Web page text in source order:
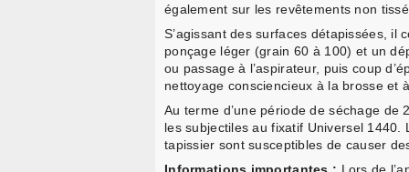
également sur les revêtements non
S’agissant des surfaces détapissées, il
ponçage léger (grain 60 à 100) et un
ou passage à l’aspirateur, puis coup
nettoyage consciencieux à la brosse et
Au terme d’une période de séchage de
les subjectiles au fixatif Universel 1440.
tapissier sont susceptibles de causer